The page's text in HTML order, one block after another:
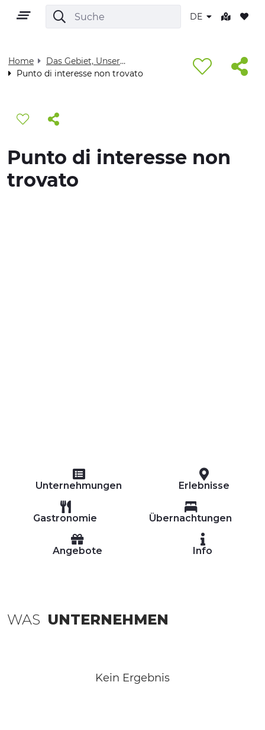
DE
Home
Das Gebiet, Unser Zuhause - Visit Cuneese
Punto di interesse non trovato
Punto di interesse non
trovato
Unternehmungen Erlebnisse
Gastronomie Übernachtungen
Angebote Info
WAS UNTERNEHMEN
Kein Ergebnis